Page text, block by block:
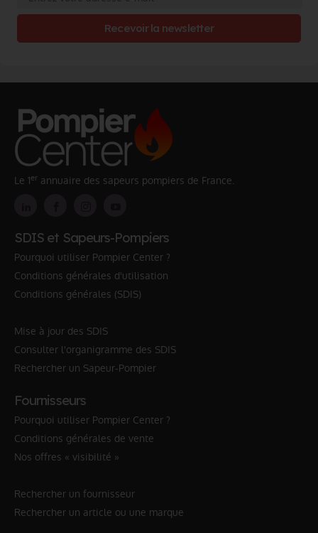
Recevoir la newsletter
Le 1er annuaire des sapeurs pompiers de France.
SDIS et Sapeurs-Pompiers
Pourquoi utiliser Pompier Center ?
Conditions générales d'utilisation
Conditions générales (SDIS)
Mise à jour des SDIS
Consulter l'organigramme des SDIS
Rechercher un Sapeur-Pompier
Fournisseurs
Pourquoi utiliser Pompier Center ?
Conditions générales de vente
Nos offres « visibilité »
Rechercher un fournisseur
Rechercher un article ou une marque